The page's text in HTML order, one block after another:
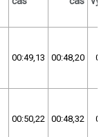
00:49,13 00:48,20
00:50,22 00:48,32